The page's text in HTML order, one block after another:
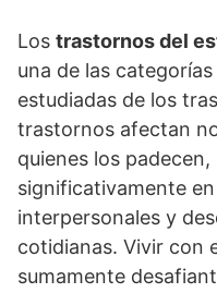
Los trastornos del
una de las
estudiadas de los
trastornos afectan
quienes los
significativamente
interpersonales y
cotidianas. Vivir con
sumamente